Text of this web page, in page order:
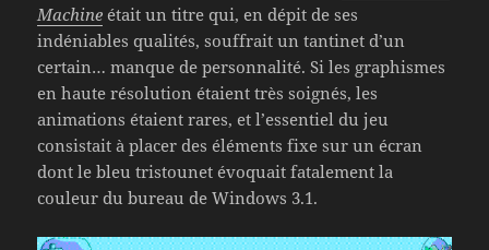
Machine était un titre qui, en dépit de ses
indéniables qualités, souffrait un tantinet d’un
certain… manque de personnalité. Si les graphismes
en haute résolution étaient très soignés, les
animations étaient rares, et l’essentiel du jeu
consistait à placer des éléments fixe sur un écran
dont le bleu tristounet évoquait fatalement la
couleur du bureau de Windows 3.1.